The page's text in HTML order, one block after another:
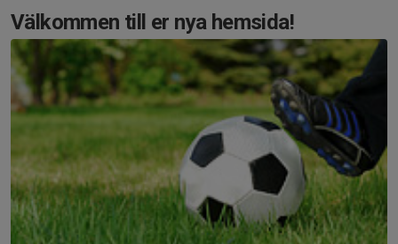
Välkommen till er nya hemsida!